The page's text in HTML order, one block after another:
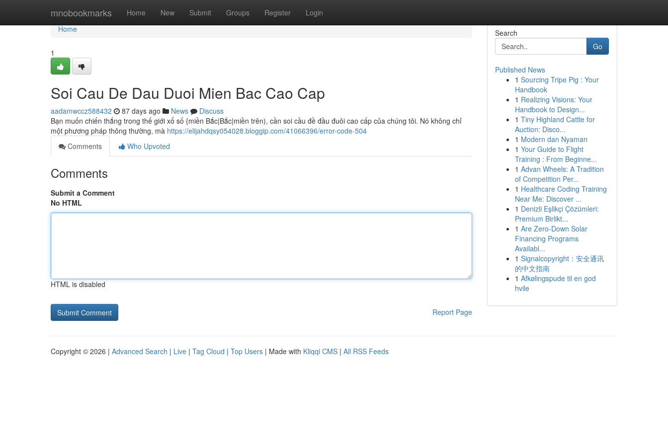
mnobookmarks Home New Submit Groups Register Login
Home
Home
1
Soi Cau De Dau Duoi Mien Bac Cao Cap
aadamwccz588432 87 days ago News
Discuss
Bạn muốn chiến thắng trong thế giới xổ số {miền Bắc|Bắc|miền trên), cần soi cầu đề đầu đuôi cao cấp của chúng tôi. Nó không chỉ
một phương pháp thông thường, mà https://elijahdqsy054028.bloggip.com/41066396/error-code-504
Comments
Who Upvoted
Comments
Submit a Comment
No HTML
HTML is disabled
Report Page
Search
Go
Published News
1 Sourcing Tripe Pig : Your
Handbook
1 Realizing Visions: Your
Handbook to Design...
1 Tiny Highland Cattle for
Auction: Disco...
1 Modern dan Nyaman
1 Your Guide to Flight
Training : From Beginne...
1 Advan Wheels: A Tradition
of Competition Per...
1 Healthcare Coding Training
Near Me: Discover ...
1 Denizli Eşlikçi Çözümleri:
Premium Birlikt...
1 Are Zero-Down Solar
Financing Programs
Availabl...
1 Signalcopyright：安全通讯
的中文指南
1 Afkølingspude til en god
hvile
Copyright © 2026 | Advanced Search | Live | Tag Cloud | Top Users | Made with Kliqqi CMS | All RSS Feeds